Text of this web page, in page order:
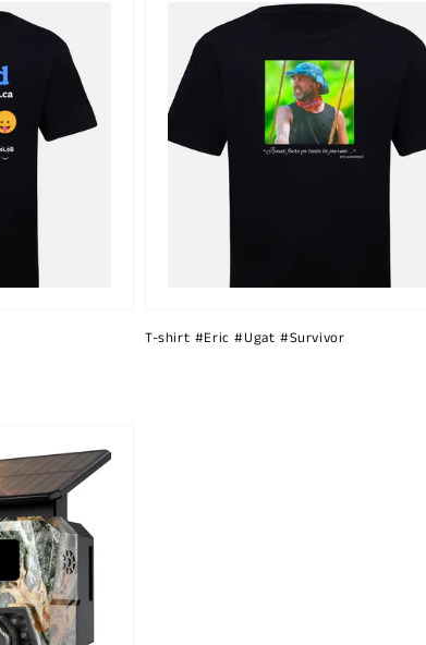
T-shirt #Eric #Ugat #Survivor